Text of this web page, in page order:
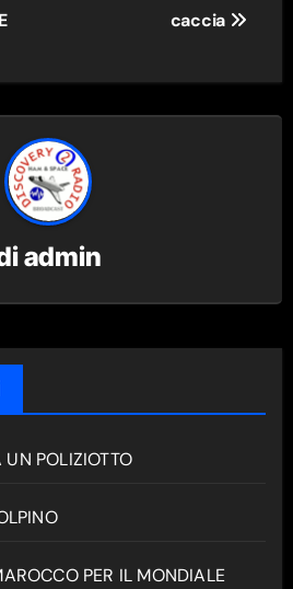
caccia
admin
POLIZIOTTO
PER IL MONDIALE